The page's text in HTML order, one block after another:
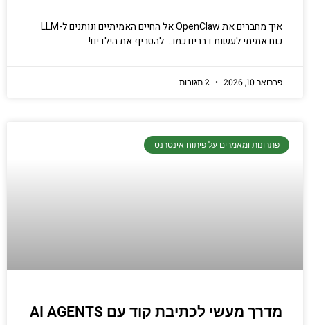
איך מחברים את OpenClaw אל החיים האמיתיים ונותנים ל-LLM
כוח אמיתי לעשות דברים כמו… להטריף את הילדים!
פברואר 10, 2026
פתרונות ומאמרים על פיתוח אינטרנט
מדרך מעשי לכתיבת קוד עם AI AGENTS